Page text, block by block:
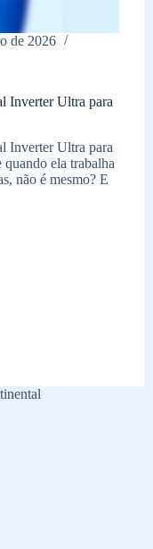
de 2026
Inverter Ultra para
Inverter Ultra para
quando ela trabalha
não é mesmo? E